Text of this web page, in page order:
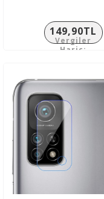
149,90TL
Vergiler
Hariç: